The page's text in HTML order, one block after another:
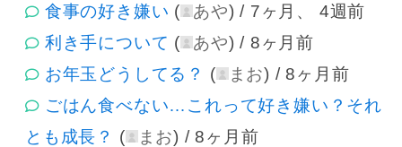
食事の好き嫌い ( あや) / 7ヶ月、 4週前
利き手について ( あや) / 8ヶ月前
お年玉どうしてる？
( まお) /8ヶ月前
ごはん食べない…これって好き嫌い？それ
とも成長？
( まお) /8ヶ月前